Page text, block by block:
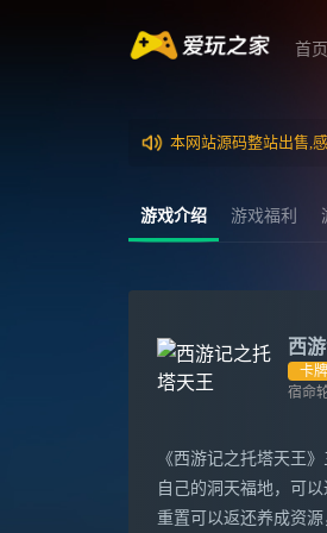
首页
本网站源码整站出售,
游戏介绍 游戏福利
西
卡牌
宿命
《西游记之托塔天王
自己的洞天福地，可
重置可以返还养成资